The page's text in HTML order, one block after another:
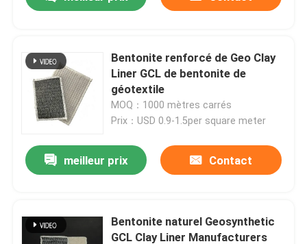
Bentonite renforcé de Geo Clay
Liner GCL de bentonite de
géotextile
MOQ：1000 mètres carrés
Prix：USD 0.9-1.5per square meter
meilleur prix Contact
Bentonite naturel Geosynthetic
GCL Clay Liner Manufacturers